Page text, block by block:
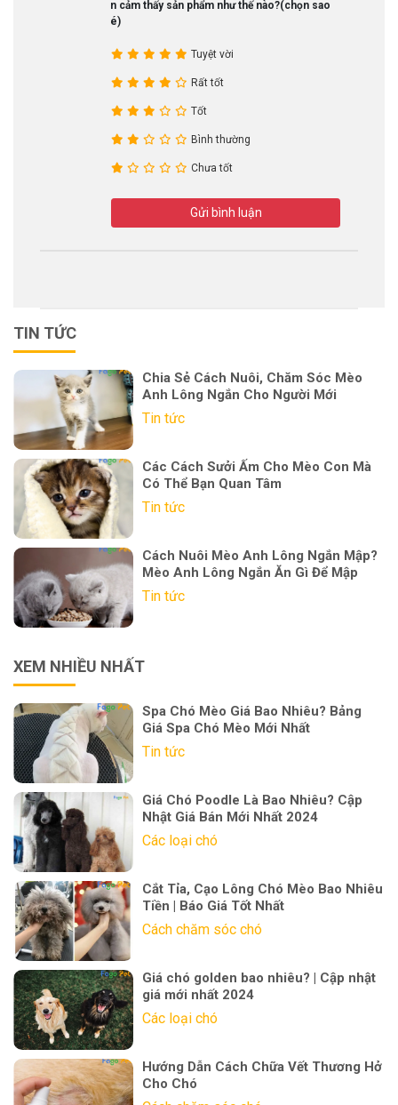
Bạn cảm thấy sản phẩm như thế nào?(chọn sao
nhé)
Tuyệt vời
Rất tốt
Tốt
Bình thường
Chưa tốt
Gửi bình luận
TIN TỨC
Chia Sẻ Cách Nuôi, Chăm Sóc Mèo
Anh Lông Ngắn Cho Người Mới
Tin tức
Các Cách Sưởi Ấm Cho Mèo Con Mà
Có Thể Bạn Quan Tâm
Tin tức
Cách Nuôi Mèo Anh Lông Ngắn Mập?
Mèo Anh Lông Ngắn Ăn Gì Để Mập
Tin tức
XEM NHIỀU NHẤT
Spa Chó Mèo Giá Bao Nhiêu? Bảng
Giá Spa Chó Mèo Mới Nhất
Tin tức
Giá Chó Poodle Là Bao Nhiêu? Cập
Nhật Giá Bán Mới Nhất 2024
Các loại chó
Cắt Tỉa, Cạo Lông Chó Mèo Bao Nhiêu
Tiền | Báo Giá Tốt Nhất
Cách chăm sóc chó
Giá chó golden bao nhiêu? | Cập nhật
giá mới nhất 2024
Các loại chó
Hướng Dẫn Cách Chữa Vết Thương Hở
Cho Chó